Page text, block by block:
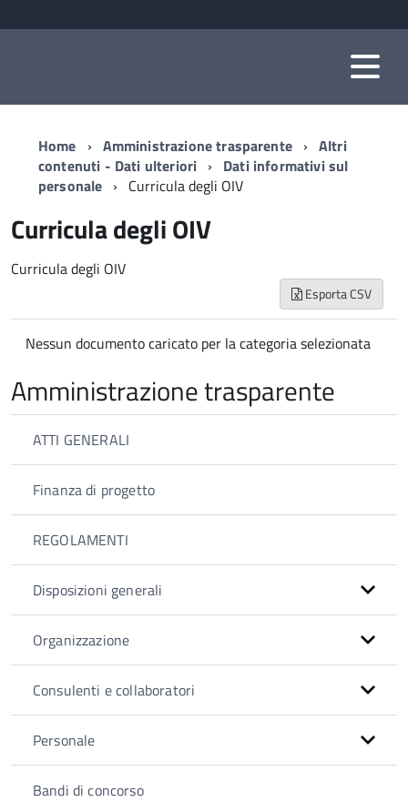
Home Amministrazione trasparente
Altri
contenuti - Dati ulteriori
Dati informativi sul
personale
Curricula degli OIV
Curricula degli OIV
Curricula degli OIV
Esporta CSV
Nessun documento caricato per la categoria selezionata
Amministrazione trasparente
ATTI GENERALI
Finanza di progetto
REGOLAMENTI
Disposizioni generali
Organizzazione
Consulenti e collaboratori
Personale
Bandi di concorso